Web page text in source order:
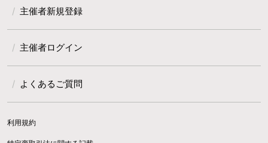
主催者新規登録
主催者ログイン
よくあるご質問
利用規約